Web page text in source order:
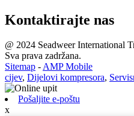
Kontaktirajte nas
@ 2024 Seadweer International
Sva prava zadržana.
Sitemap -AMP Mobile
cijev, Dijelovi kompresora,
Pošaljite e-poštu
x